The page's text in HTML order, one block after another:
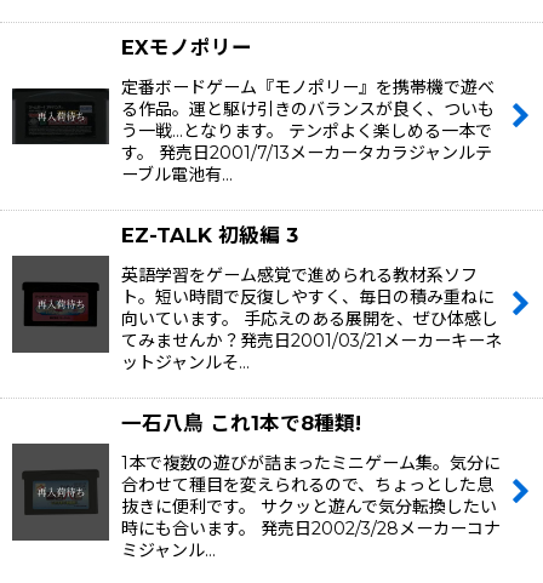
EXモノポリー
定番ボードゲーム『モノポリー』を携帯機で遊べ
る作品。運と駆け引きのバランスが良く、ついも
う一戦…となります。 テンポよく楽しめる一本で
す。 発売日2001/7/13メーカータカラジャンルテ
ーブル電池有…
EZ-TALK 初級編 3
英語学習をゲーム感覚で進められる教材系ソフ
ト。短い時間で反復しやすく、毎日の積み重ねに
向いています。 手応えのある展開を、ぜひ体感し
てみませんか？発売日2001/03/21メーカーキーネ
ットジャンルそ…
一石八鳥 これ1本で8種類!
1本で複数の遊びが詰まったミニゲーム集。気分に
合わせて種目を変えられるので、ちょっとした息
抜きに便利です。 サクッと遊んで気分転換したい
時にも合います。 発売日2002/3/28メーカーコナ
ミジャンル…